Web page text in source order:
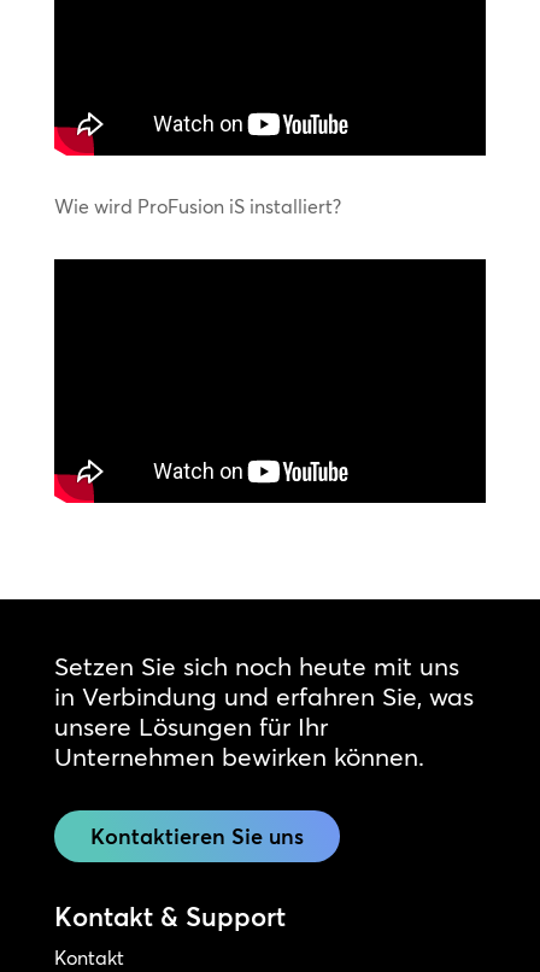
Wie wird ProFusion iS installiert?
Setzen Sie sich noch heute mit uns
in Verbindung und erfahren Sie, was
unsere Lösungen für Ihr
Unternehmen bewirken können.
Kontaktieren Sie uns
Kontakt & Support
Kontakt